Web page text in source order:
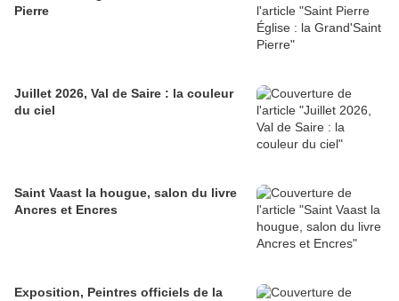
Pierre
Juillet 2026, Val de Saire : la couleur
du ciel
Saint Vaast la hougue, salon du livre
Ancres et Encres
Exposition, Peintres officiels de la